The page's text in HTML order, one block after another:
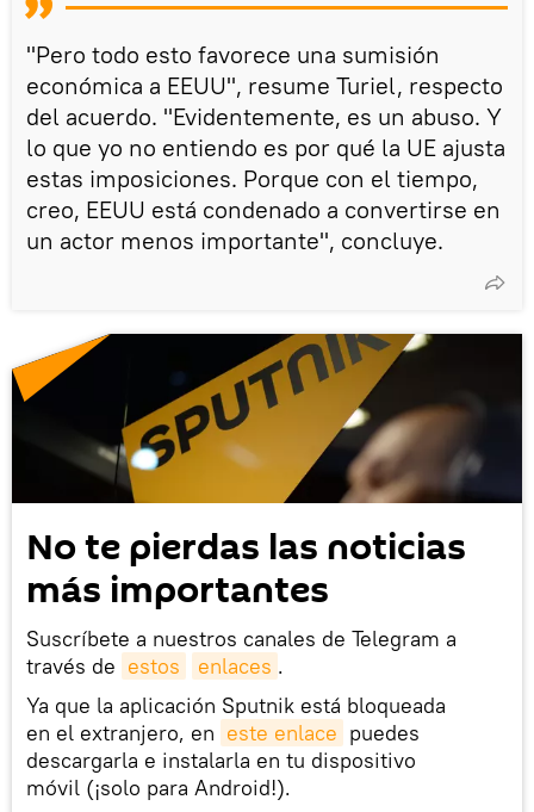
"Pero todo esto favorece una sumisión
económica a EEUU", resume Turiel, respecto
del acuerdo. "Evidentemente, es un abuso. Y
lo que yo no entiendo es por qué la UE ajusta
estas imposiciones. Porque con el tiempo,
creo, EEUU está condenado a convertirse en
un actor menos importante", concluye.
No te pierdas las noticias
más importantes
Suscríbete a nuestros canales de Telegram a
través de estos enlaces .
Ya que la aplicación Sputnik está bloqueada
en el extranjero, en este enlace puedes
descargarla e instalarla en tu dispositivo
móvil (¡solo para Android!).